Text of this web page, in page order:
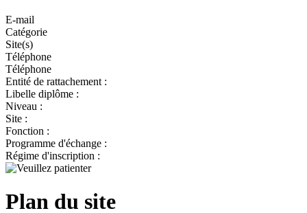
E-mail
Catégorie
Site(s)
Téléphone
Téléphone
Entité de rattachement :
Libelle diplôme :
Niveau :
Site :
Fonction :
Programme d'échange :
Régime d'inscription :
Plan du site